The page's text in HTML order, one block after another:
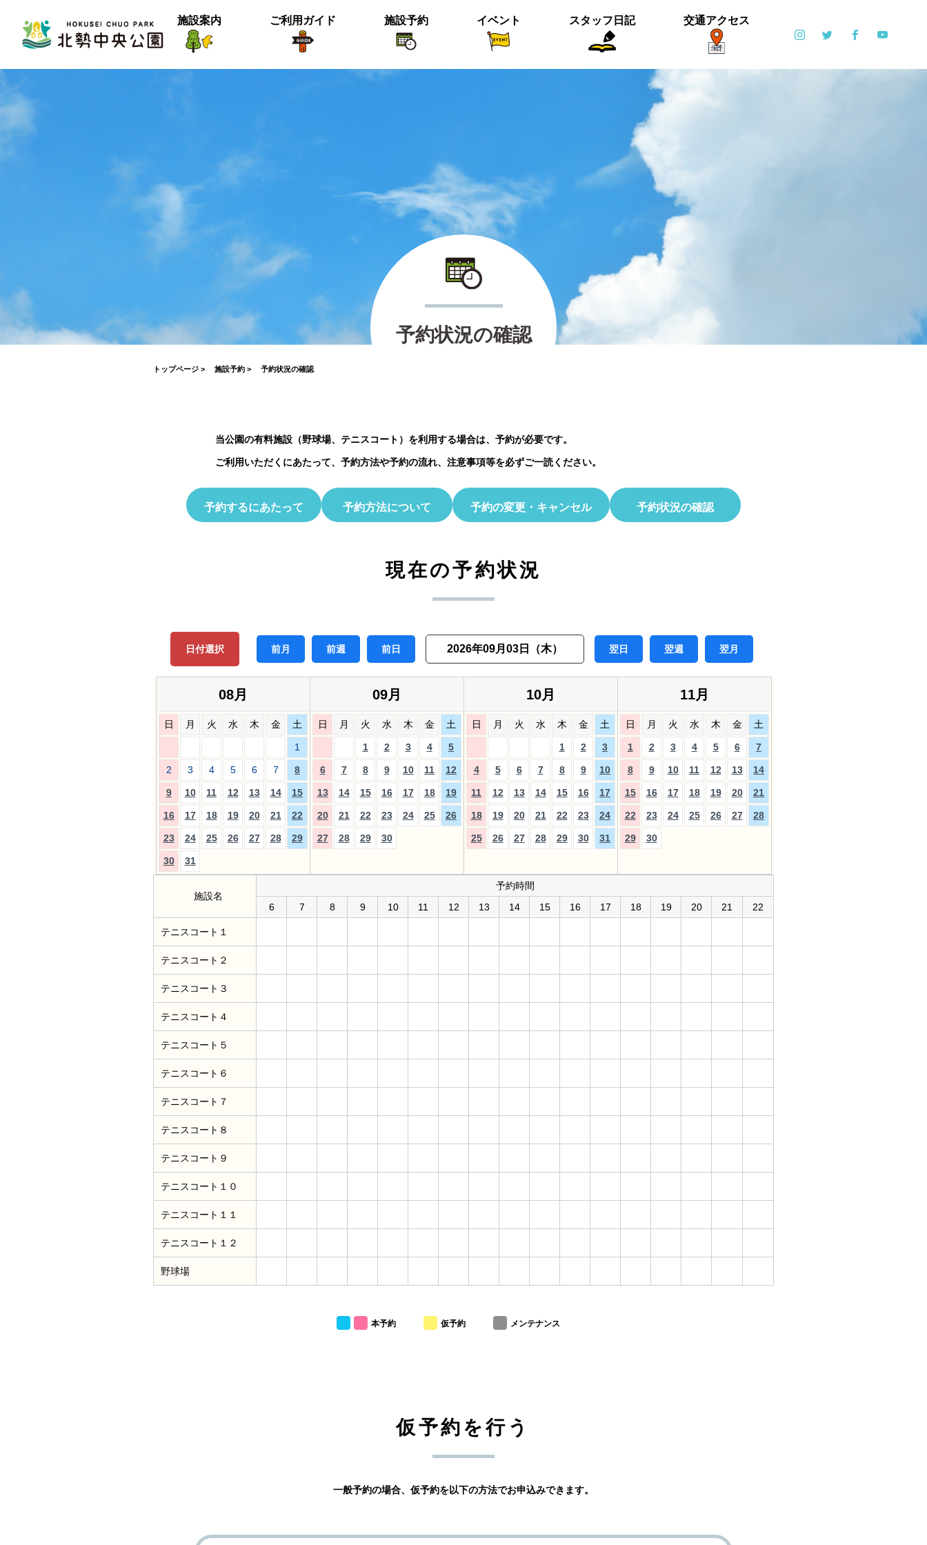
施設案内 ご利用ガイド 施設予約 イベント スタッフ日記 交通アクセス
察会
7月19日(日)開催！INABESTAX プレイベント
【北中WOODSTOCK】
【北中マルシェ2026】出店者募集のお知らせ 8月22日(土)開催☆夏の星空観察会
短冊の募集のお知らせ
6月6日(土)・6月7日(日)開催！【ブリエ
の森 Vol.2】
5月30日(土)開催☆ホタル観察会
然観察会
2026.07.17
＜動画＞ニホンシカ親子
2026.03.19
沢の森のツワブキ
がとうございました！
2025.10.01
【北中の夏と初秋 2023】ご応募写真
の紹介
2023.10.06
がとうございました
2026.04.03
＜動画＞ハシビロガモぐるぐる
2023.03.26
ツイッター始めました！
予約状況の確認
トップページ > 施設予約 > 予約状況の確認
当公園の有料施設（野球場、テニスコート）を利用する場合は、予約が必要です。
ご利用いただくにあたって、予約方法や予約の流れ、注意事項等を必ずご一読ください。
予約するにあたって 予約方法について 予約の変更・キャンセル 予約状況の確認
現在の予約状況
日付選択 前月 前週 前日 2026年09月03日（木） 翌日 翌週 翌月
08月
日 月 火 水 木 金 土
1
2 3 4 5 6 7 8
9 10 11 12 13 14 15
16 17 18 19 20 21 22
23 24 25 26 27 28 29
30 31
09月
日 月 火 水 木 金 土
1 2 3 4 5
6 7 8 9 10 11 12
13 14 15 16 17 18 19
20 21 22 23 24 25 26
27 28 29 30
10月
日 月 火 水 木 金 土
1 2 3
4 5 6 7 8 9 10
11 12 13 14 15 16 17
18 19 20 21 22 23 24
25 26 27 28 29 30 31
11月
日 月 火 水 木 金 土
1 2 3 4 5 6 7
8 9 10 11 12 13 14
15 16 17 18 19 20 21
22 23 24 25 26 27 28
29 30
施設名
予約時間
6
7 8 9 10 11 12 13 14 15 16 17 18 19 20 21 22
テニスコート１
テニスコート２
テニスコート３
テニスコート４
テニスコート５
テニスコート６
テニスコート７
テニスコート８
テニスコート９
テニスコート１０
テニスコート１１
テニスコート１２
野球場
本予約 仮予約 メンテナンス
仮予約を行う
一般予約の場合、仮予約を以下の方法でお申込みできます。